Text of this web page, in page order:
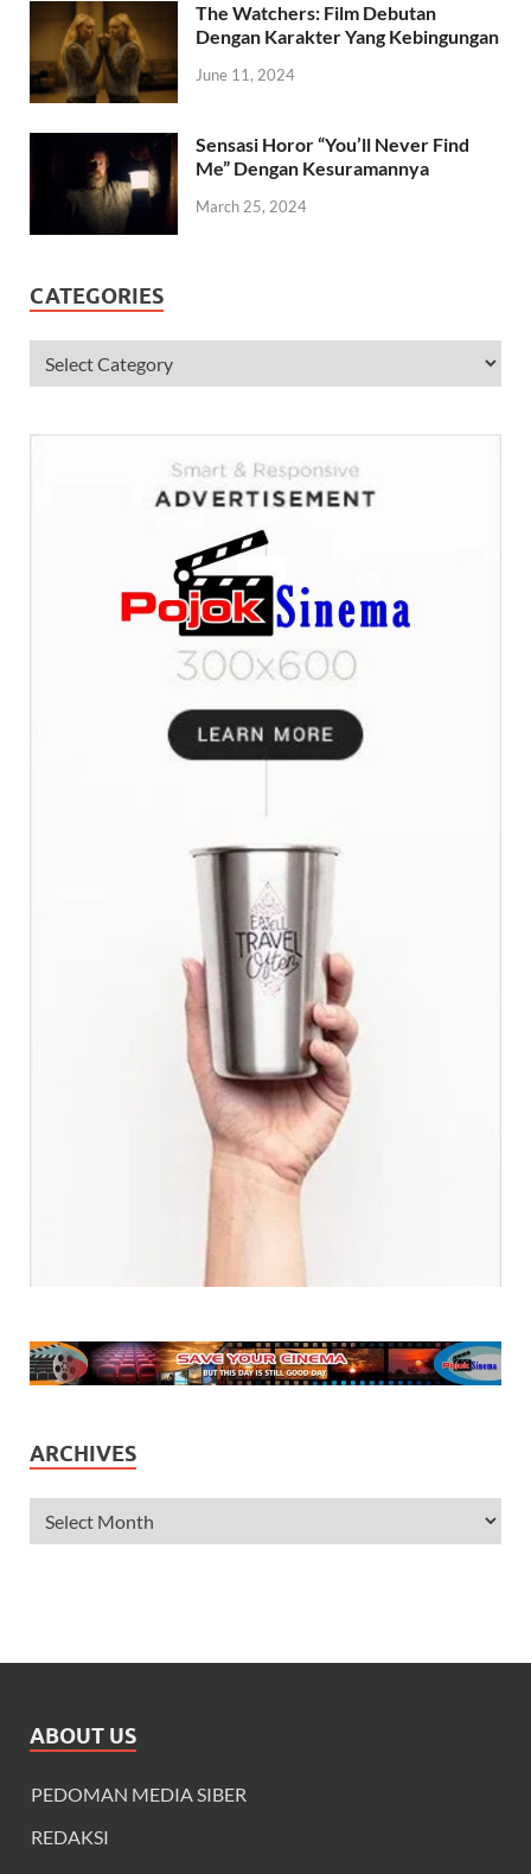
The Watchers: Film Debutan
Dengan Karakter Yang Kebingungan
June 11, 2024
Sensasi Horor “You’ll Never Find
Me” Dengan Kesuramannya
March 25, 2024
CATEGORIES
ARCHIVES
ABOUT US
PEDOMAN MEDIA SIBER
REDAKSI